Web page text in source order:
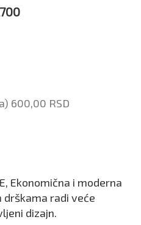
600,00 RSD
Ekonomična i moderna
radi veće
dizajn.